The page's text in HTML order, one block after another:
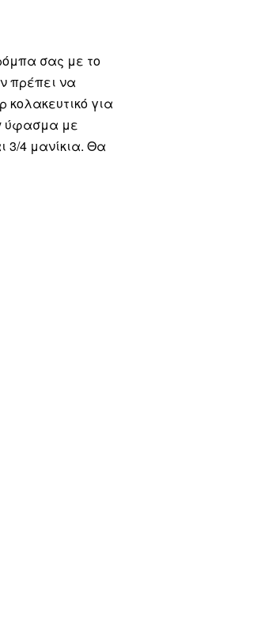
σας με το
πρέπει να
για
ύφασμα με
3/4 μανίκια. Θα